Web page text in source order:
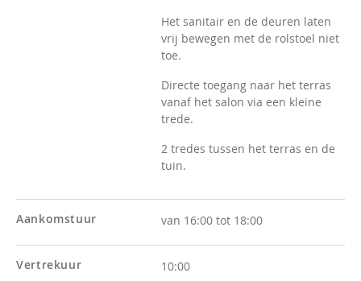
Het sanitair en de deuren laten
vrij bewegen met de rolstoel niet
toe.
Directe toegang naar het terras
vanaf het salon via een kleine
trede.
2 tredes tussen het terras en de
tuin.
Aankomstuur van 16:00 tot 18:00
Vertrekuur
10:00